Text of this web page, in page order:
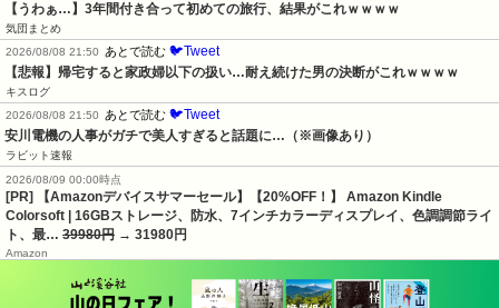
【うわぁ…】3年間付き合って初めての旅行、結果がこれｗｗｗｗ
気団まとめ
2026/08/08 21:50
あとで読む 🐦Tweet
【悲報】帰宅すると家政婦以下の扱い…耐え続けた男の決断がこれｗｗｗｗ
キスログ
2026/08/08 21:50
あとで読む 🐦Tweet
安川電機の人事がガチで美人すぎると話題に…（※画像あり）
ラビット速報
2026/08/09 00:00時点
[PR] 【Amazonデバイスサマーセール】【20%OFF！】 Amazon Kindle
Colorsoft | 16GBストレージ、防水、7インチカラーディスプレイ、色調調節ライ
ト、最… 39980円 → 31980円
Amazon